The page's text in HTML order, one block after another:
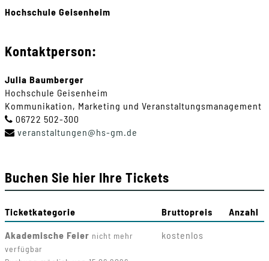
Hochschule Geisenheim
Kontaktperson:
Julia Baumberger
Hochschule Geisenheim
Kommunikation, Marketing und Veranstaltungsmanagement
06722 502-300
veranstaltungen@hs-gm.de
Buchen Sie hier Ihre Tickets
Ticketkategorie Bruttopreis Anzahl
Akademische Feier nicht mehr
verfügbar
kostenlos